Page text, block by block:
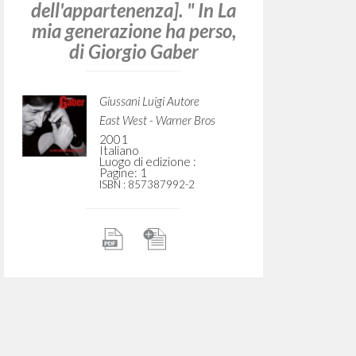
dell'appartenenza]. " In La
mia generazione ha perso,
di Giorgio Gaber
Giussani Luigi Autore
East West - Warner Bros
2001
Italiano
Luogo di edizione :
Pagine: 1
ISBN : 857387992-2